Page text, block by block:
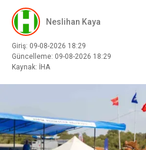
Neslihan Kaya
Giriş: 09-08-2026 18:29
Güncelleme: 09-08-2026 18:29
Kaynak: İHA